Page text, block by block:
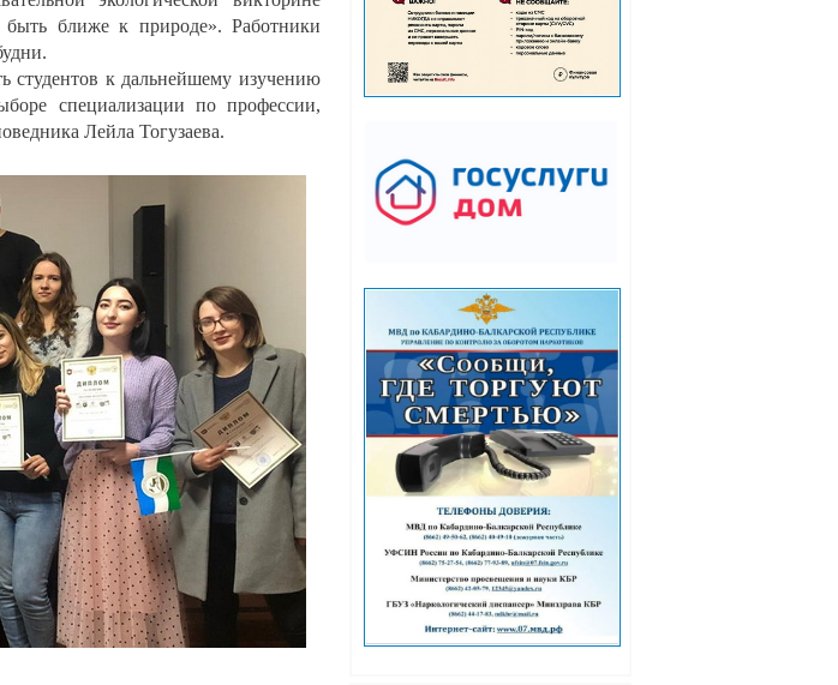
ближе к природе». Работники
студентов к дальнейшему изучению
специализации по профессии,
Лейла Тогузаева.